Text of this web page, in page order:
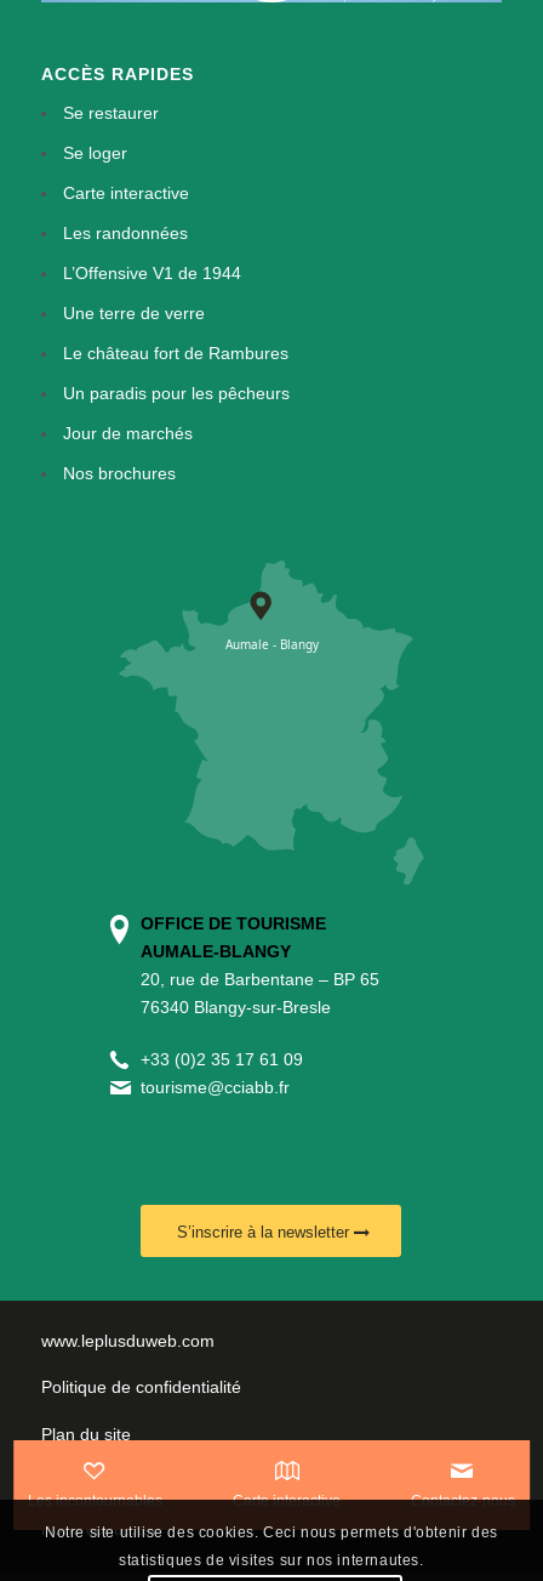
Les incontournables Carte interactive Contactez-nous
ACCÈS RAPIDES
Se restaurer
Se loger
Carte interactive
Les randonnées
L’Offensive V1 de 1944
Une terre de verre
Le château fort de Rambures
Un paradis pour les pêcheurs
Jour de marchés
Nos brochures
OFFICE DE TOURISME
AUMALE-BLANGY
20, rue de Barbentane – BP 65
76340 Blangy-sur-Bresle
+33 (0)2 35 17 61 09
tourisme@cciabb.fr
S’inscrire à la newsletter
www.leplusduweb.com
Politique de confidentialité
Plan du site
Mentions légales
Nous contacter
Notre site utilise des cookies. Ceci nous permets d'obtenir des
statistiques de visites sur nos internautes.